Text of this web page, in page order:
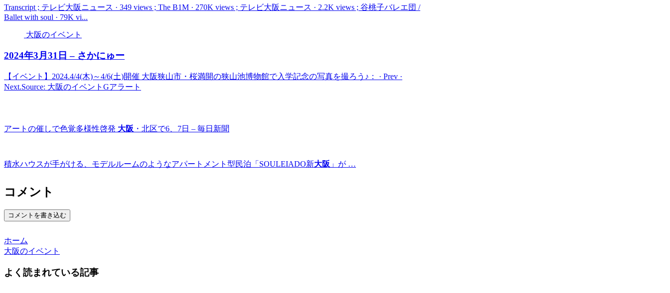
Transcript ; テレビ大阪ニュース · 349 views ; The B1M · 270K views ; テレビ大阪ニュース · 2.2K views ; 谷桃子バレエ団 /
Ballet with soul · 79K vi...
大阪のイベント
2024年3月31日 – さかにゅー
【イベント】2024.4/4(木)～4/6(土)開催 大阪狭山市・桜満開の狭山池博物館で入学記念の写真を撮ろう♪： · Prev ·
Next.Source: 大阪のイベントGアラート
アートの催しで色覚多様性啓発 大阪 ・北区で6、7日 – 毎日新聞
積水ハウスが手がける、モデルルームのようなアパートメント型民泊「SOULEIADO新大阪 」が …
コメント
コメントを書き込む
ホーム
大阪のイベント
よく読まれている記事